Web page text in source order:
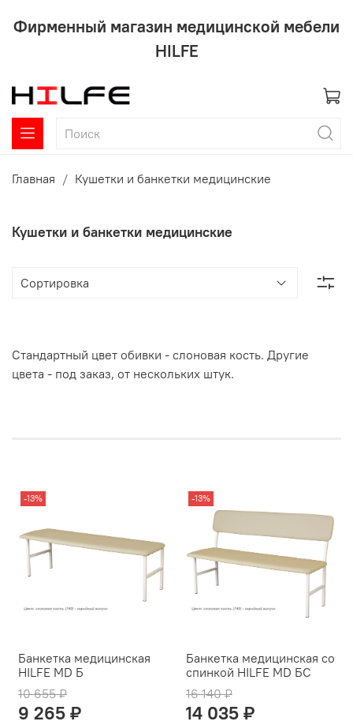
Фирменный магазин медицинской мебели
HILFE
Главная Кушетки и банкетки медицинские
Кушетки и банкетки медицинские
Стандартный цвет обивки - слоновая кость. Другие
цвета - под заказ, от нескольких штук.
-13%
Банкетка медицинская
HILFE MD Б
10 655 ₽
9 265 ₽
-13%
Банкетка медицинская со
спинкой HILFE MD БС
16 140 ₽
14 035 ₽